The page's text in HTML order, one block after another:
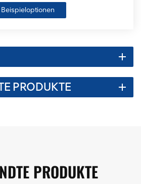
Beispieloptionen
PRODUKTE
PRODUKTE